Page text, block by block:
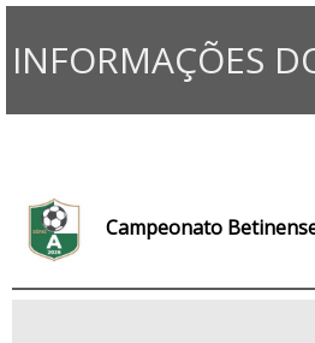
INFORMAÇÕES
Campeonato